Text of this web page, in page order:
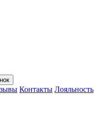
Контакты Лояльность